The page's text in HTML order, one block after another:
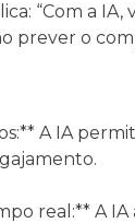
“Com a
prever o
A IA
real:** A